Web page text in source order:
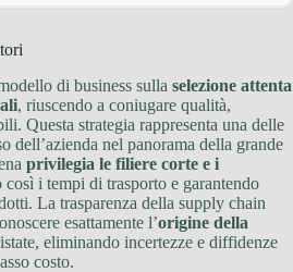
di business sulla selezione attenta
, riuscendo a coniugare qualità,
Questa strategia rappresenta una delle
dell’azienda nel panorama della grande
privilegia le filiere corte e i
così i tempi di trasporto e garantendo
La trasparenza della supply chain
esattamente l’origine della
eliminando incertezze e diffidenze
costo.